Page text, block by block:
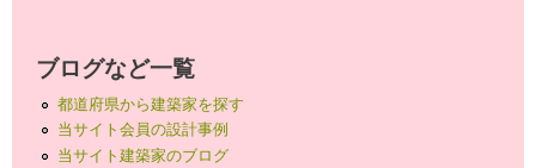
ブログなど一覧
都道府県から建築家を探す
当サイト会員の設計事例
当サイト建築家のブログ